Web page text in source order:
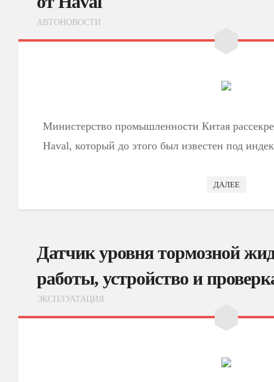
АВТОНОВОСТИ
Министерство промышленности Китая
Haval, который до этого был известен под
ДАЛЕЕ
Датчик уровня тормозной
работы, устройство и
ЭКСПЛУАТАЦИЯ